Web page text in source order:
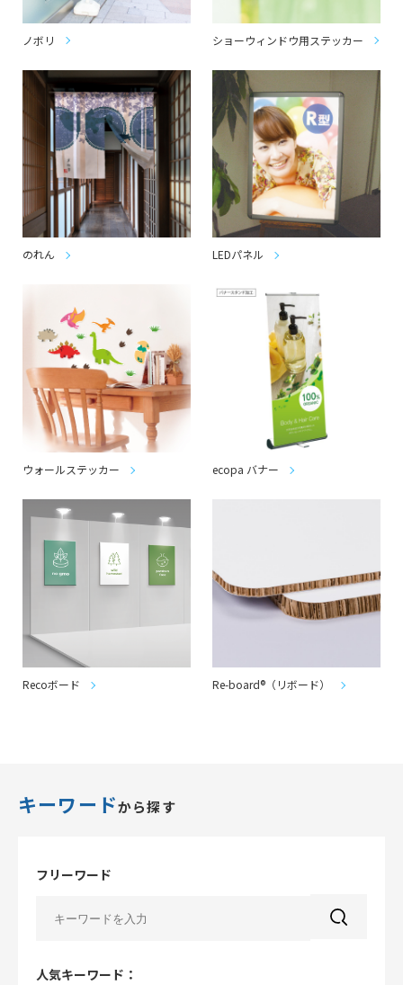
ノボリ ショーウィンドウ用ステッカー
のれん LEDパネル
ウォールステッカー ecopa バナー
Recoボード Re-board®（リボード）
キーワードから探す
フリーワード
人気キーワード：